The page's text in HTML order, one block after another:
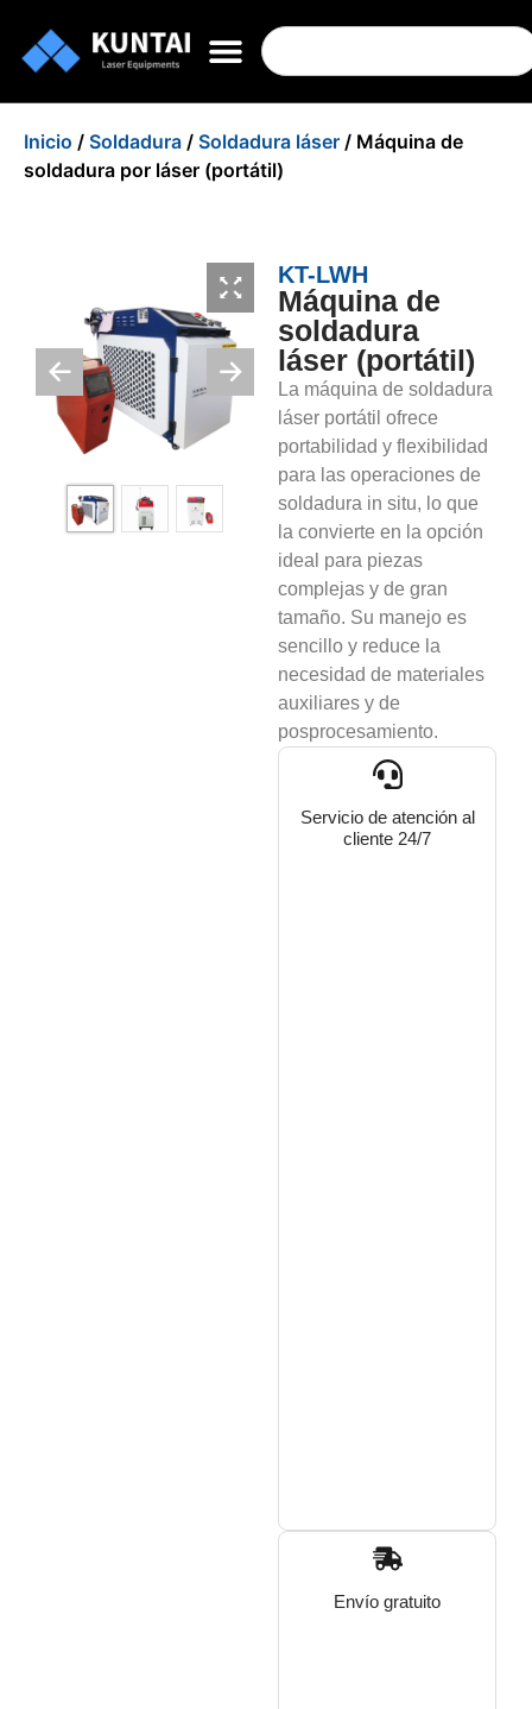
Inicio / Soldadura / Soldadura láser / Máquina de
soldadura por láser (portátil)
KT-LWH
Máquina de
soldadura
láser (portátil)
La máquina de soldadura
láser portátil ofrece
portabilidad y flexibilidad
para las operaciones de
soldadura in situ, lo que
la convierte en la opción
ideal para piezas
complejas y de gran
tamaño. Su manejo es
sencillo y reduce la
necesidad de materiales
auxiliares y de
posprocesamiento.
Servicio de atención al
cliente 24/7
Envío gratuito